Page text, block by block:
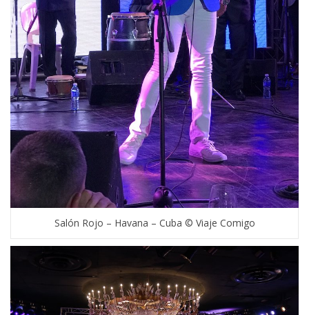
Salón Rojo – Havana – Cuba © Viaje Comigo